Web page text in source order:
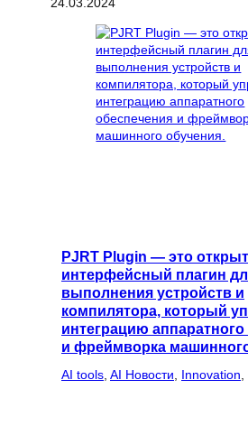
PJRT Plugin — это
интерфейсный плагин
выполнения устройств и
компилятора, который
интеграцию
и фреймворка
AI tools AI Новости Innovation